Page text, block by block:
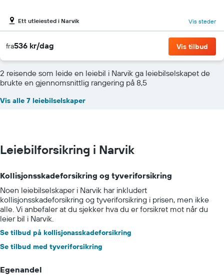
Ett utleiested i Narvik Vis steder
fra536 kr/dag Vis tilbud
2 reisende som leide en leiebil i Narvik ga leiebilselskapet de
brukte en gjennomsnittlig rangering på 8,5
Vis alle 7 leiebilselskaper
Leiebilforsikring i Narvik
Kollisjonsskadeforsikring og tyveriforsikring
Noen leiebilselskaper i Narvik har inkludert
kollisjonsskadeforsikring og tyveriforsikring i prisen, men ikke
alle. Vi anbefaler at du sjekker hva du er forsikret mot når du
leier bil i Narvik.
Se tilbud på kollisjonasskadeforsikring
Se tilbud med tyveriforsikring
Egenandel